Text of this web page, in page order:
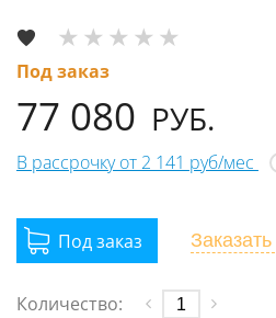
Под заказ
77 080 РУБ.
В рассрочку от 2 141 руб/мес
Заказать
Количество: